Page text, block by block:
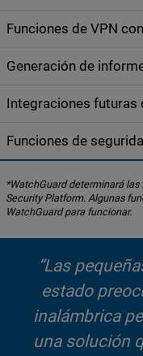
Funciones de VPN
Generación de
Integraciones futuras
Funciones de
*WatchGuard determinará
Security Platform. Algunas
WatchGuard para funcionar.
“Las
estado
inalámbrica
una solución